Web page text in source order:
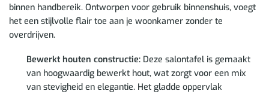
binnen handbereik. Ontworpen voor gebruik binnenshuis, voegt
het een stijlvolle flair toe aan je woonkamer zonder te
overdrijven.
Bewerkt houten constructie:Deze salontafel is gemaakt
van hoogwaardig bewerkt hout, wat zorgt voor een mix
van stevigheid en elegantie. Het gladde oppervlak